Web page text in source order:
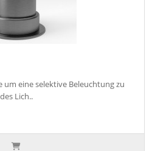
eine selektive Beleuchtung zu
Lich..